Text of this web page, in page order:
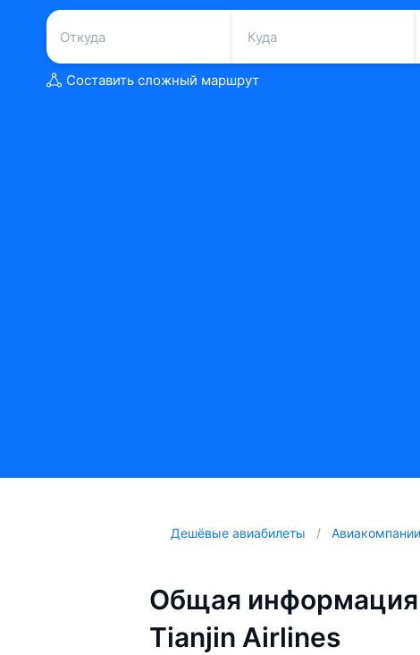
Составить сложный маршрут
Дешёвые авиабилеты Авиакомпании
Общая информация
Tianjin Airlines